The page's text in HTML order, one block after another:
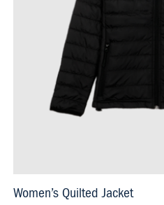
Women’s Quilted Jacket